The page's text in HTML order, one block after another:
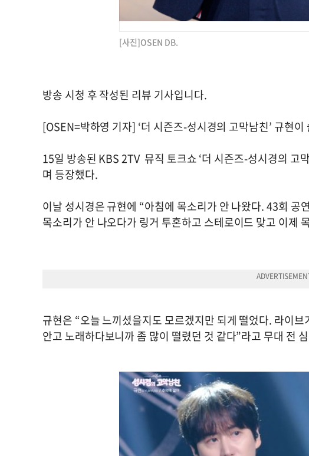
[사진]OSEN DB.
방송 시청 후 작성된 리뷰 기사입니다.
[OSEN=박하영 기자] ‘더 시즌즈-성시경의 고막남친’ 규현
15일 방송된 KBS 2TV 뮤직 토크쇼 ‘더 시즌즈-성시경의 고
며 등장했다.
이날 성시경은 규현에 “아침에 목소리가 안 나왔다. 43회 공
목소리가 안 나오다가 링거 투혼하고 스테로이드 맞고 이제
규현은 “오늘 느끼셨을지도 모르겠지만 되게 떨었다. 라이브
안고 노래하다보니까 좀 많이 떨렸던 것 같다”라고 무대 전